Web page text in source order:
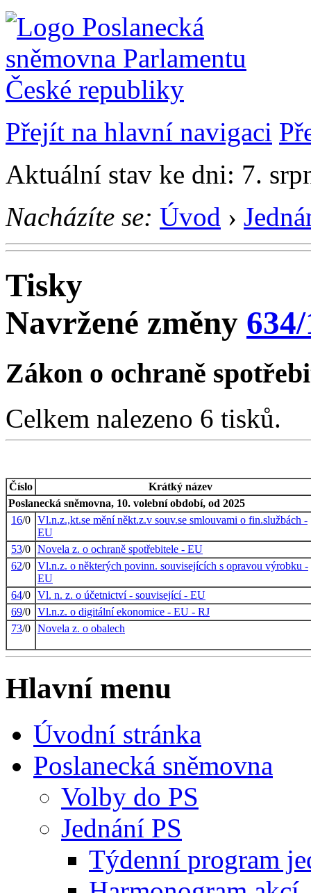
Přejít na hlavní navigaci
Aktuální stav ke dni: 7.
Nacházíte se: Úvod ›
Tisky
Navržené změny
Zákon o ochraně
Celkem nalezeno 6 tisků.
Číslo
Krátký název
Poslanecká sněmovna, 10. volební období, od 2025
16/0 Vl.n.z.,kt.se mění někt.z.v souv.se smlouvami o fin.službách -
EU
53/0 Novela z. o ochraně spotřebitele - EU
62/0 Vl.n.z. o některých povinn. souvisejících s opravou výrobku -
EU
64/0 Vl. n. z. o účetnictví - související - EU
69/0 Vl.n.z. o digitální ekonomice - EU - RJ
73/0 Novela z. o obalech
Hlavní menu
Úvodní stránka
Poslanecká sněmovna
Volby do PS
Jednání PS
Týdenní program